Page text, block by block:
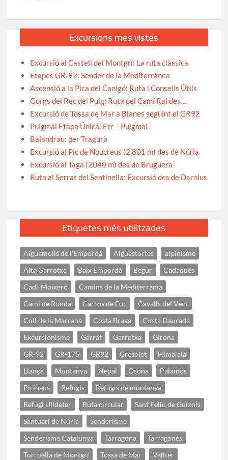
Excursions mes vistes
Excursió al Castell del Montgrí: La ruta clàssica
Etapes GR-92: Sender de la Mediterrànea
Ascensió a la Pica del Canigó: Ruta i Consells Útils
Gorgs del Rec del Puig: Ruta pel Camí Ral des…
Excursió de Tossa de Mar a Blanes seguint el GR92
Puigmal Etapa Única: Err – Puigmal
Balandrau: per Tragurà
Excursió al Pic de Noucreus (2.801 m) des de Núria
Excursió al Taga (2040 m) des de Bruguera
Ruta al Serrat del Sentinella: Excursió des de Darnius
Etiquetes més utilitzades
Aiguamolls de l'Empordà Aigüestortes
alpinisme
Alta Garrotxa
Baix Empordà Begur
Cadaqués
Cadí-Moixeró
Camins de la Mediterrània
Camí de Ronda
Carros de Foc
Cavalls del Vent
Coll de la Marrana
Costa Brava
Costa Daurada
Excursionisme
Garraf Garrotxa
Girona
GR-92
GR-175 GR92 Gresolet
Himalaia
Llançà
Muntanya Nepal Osona
Palamós
Pirineus
Refugis
Refugis de muntanya
Refugi Ulldeter
Ruta circular
Sant Feliu de Guíxols
Santuari de Núria
Senderisme
Senderisme Catalunya
Tarragona
Tarragonès
Torroella de Montgrí
Tossa de Mar
Vallter